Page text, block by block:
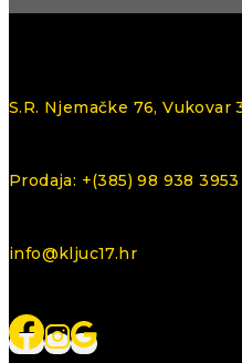
S.R. Njemačke 76, Vukovar
Prodaja: +(385) 98 938 3953
info@kljuc17.hr